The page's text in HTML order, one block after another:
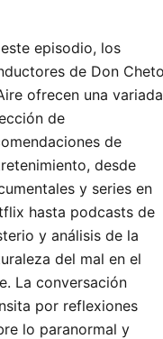
muy diferente de
Cheto es
un fenómeno de
estrella de
un “influencer” en
y un gran
que
Es el tío
todos los
en su
consejos para
opinión sobre
episodio, los
de Don Cheto
ofrecen una variada
de
de
desde
y series en
hasta podcasts de
y análisis de la
del mal en el
La conversación
por reflexiones
lo paranormal y